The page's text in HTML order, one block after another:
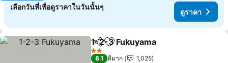
เลือกวันที่เพื่อดูราคาในวันนั้นๆ
ดูราคา
แชร์ เพิ่มในรายการโปรด
1-2-3 Fukuyama
2 ดาว
8.1 ดีมาก
1,025